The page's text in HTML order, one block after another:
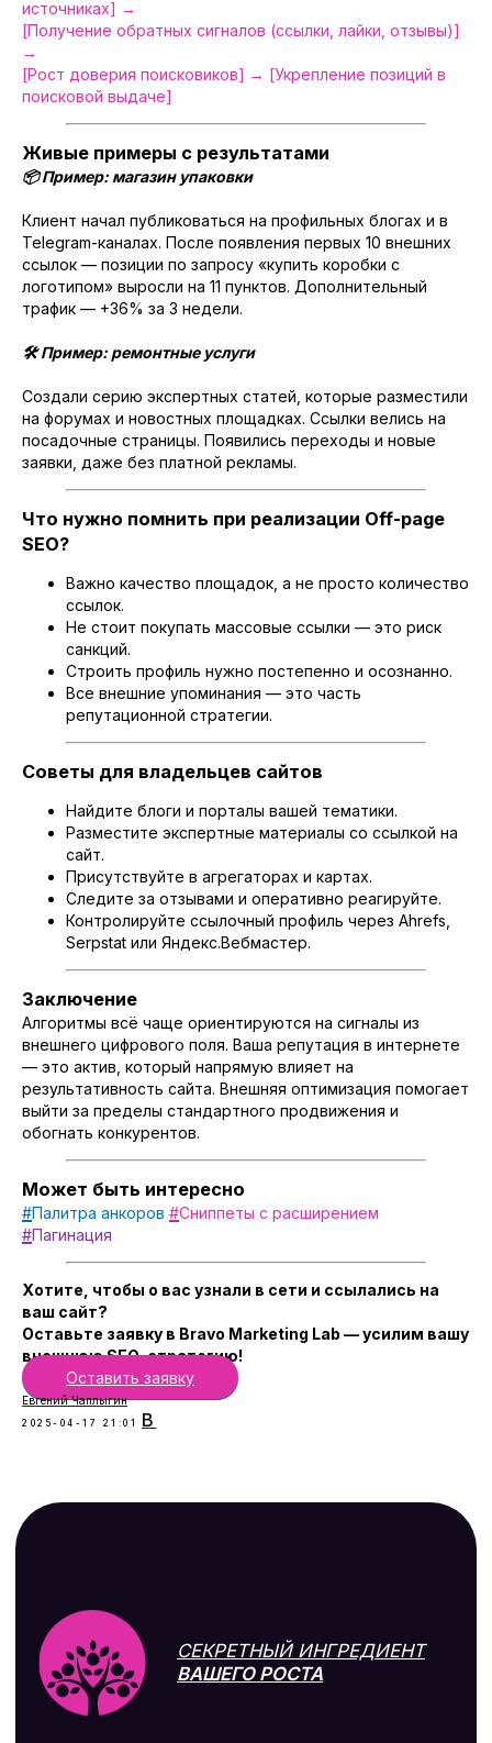
источниках] →
[Получение обратных сигналов (ссылки, лайки, отзывы)]
→
[Рост доверия поисковиков] → [Укрепление позиций в
поисковой выдаче]
Живые примеры с результатами
📦 Пример: магазин упаковки
Клиент начал публиковаться на профильных блогах и в
Telegram-каналах. После появления первых 10 внешних
ссылок — позиции по запросу «купить коробки с
логотипом» выросли на 11 пунктов. Дополнительный
трафик — +36% за 3 недели.
🛠 Пример: ремонтные услуги
Создали серию экспертных статей, которые разместили
на форумах и новостных площадках. Ссылки велись на
посадочные страницы. Появились переходы и новые
заявки, даже без платной рекламы.
Что нужно помнить при реализации Off-page
SEO?
Важно качество площадок, а не просто количество
ссылок.
Не стоит покупать массовые ссылки — это риск
санкций.
Строить профиль нужно постепенно и осознанно.
Все внешние упоминания — это часть
репутационной стратегии.
Советы для владельцев сайтов
Найдите блоги и порталы вашей тематики.
Разместите экспертные материалы со ссылкой на
сайт.
Присутствуйте в агрегаторах и картах.
Следите за отзывами и оперативно реагируйте.
Контролируйте ссылочный профиль через Ahrefs,
Serpstat или Яндекс.Вебмастер.
Заключение
Алгоритмы всё чаще ориентируются на сигналы из
внешнего цифрового поля. Ваша репутация в интернете
— это актив, который напрямую влияет на
результативность сайта. Внешняя оптимизация помогает
выйти за пределы стандартного продвижения и
обогнать конкурентов.
Может быть интересно
#Палитра анкоров #Сниппеты с расширением
#Пагинация
Хотите, чтобы о вас узнали в сети и ссылались на
ваш сайт?
Оставьте заявку в Bravo Marketing Lab — усилим вашу
внешнюю SEO-стратегию!
Оставить заявку
Евгений Чаплыгин
2025-04-17 21:01 В
УСЛУГИ
О КОМПАНИИ
ВАКАНСИИ
МАРКЕТГИД
КОНТАКТЫ
2025, Bravo Marketing Lab, все права защищены
Условия Пользования
Политика Конфиденциальности
bravomarketing@yandex.ru
г.Благовещенск, ул. Калинина 107,
оф. №307
ВАШЕГО РОСТА
КОМПЛЕКСНОЕ ПРОДВИЖЕНИЕ
SMM ПРОДВИЖЕНИЕ В СОЦИАЛЬНЫХ СЕТЯХ
SEO ПОИСКОВАЯ ОПТИМИЗАЦИЯ
И ПРОДВИЖЕНИЕ
ПРОДВИЖЕНИЕ НА АВИТО
НАЙМ ОТДЕЛА МАРКЕТИНГА
ДИЗАЙН И БРЕНДИНГ
УПРАВЛЕНИЕ РЕПУТАЦИЕЙ
ТРАФИК
МАРКЕТИНГОВАЯ СТРАТЕГИЯ
ТАРГЕТИРОВАННАЯ РЕКЛАМА